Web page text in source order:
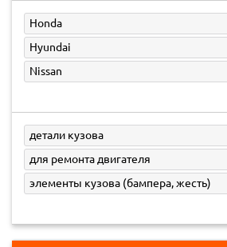
Honda
Hyundai
Nissan
детали кузова
для ремонта двигателя
элементы кузова (бампера, жесть)